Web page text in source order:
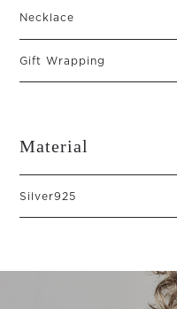
Necklace
Gift Wrapping
Material
Silver925